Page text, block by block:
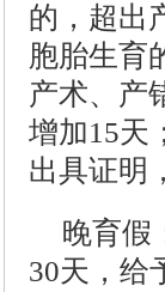
的，超出
胞胎生育
产术、产
增加15天
出具证明
晚育假
30天，给